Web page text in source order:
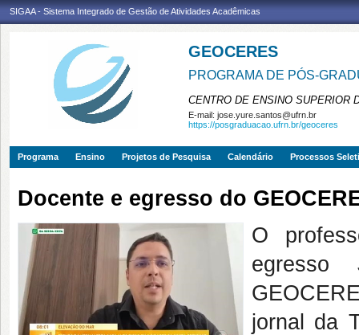
SIGAA - Sistema Integrado de Gestão de Atividades Acadêmicas
GEOCERES
PROGRAMA DE PÓS-
CENTRO DE ENSINO SUPERIOR
E-mail: jose.yure.santos@ufrn.br
https://posgraduacao.ufrn.br/geoceres
Programa Ensino Projetos de Pesquisa Calendário Processos
Docente e egresso do
O
jornal da